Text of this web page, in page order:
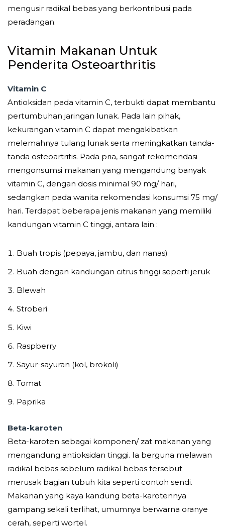
mengusir radikal bebas yang berkontribusi pada
peradangan.
Vitamin Makanan Untuk
Penderita Osteoarthritis
Vitamin C
Antioksidan pada vitamin C, terbukti dapat membantu
pertumbuhan jaringan lunak. Pada lain pihak,
kekurangan vitamin C dapat mengakibatkan
melemahnya tulang lunak serta meningkatkan tanda-
tanda osteoartritis. Pada pria, sangat rekomendasi
mengonsumsi makanan yang mengandung banyak
vitamin C, dengan dosis minimal 90 mg/ hari,
sedangkan pada wanita rekomendasi konsumsi 75 mg/
hari. Terdapat beberapa jenis makanan yang memiliki
kandungan vitamin C tinggi, antara lain :
Buah tropis (pepaya, jambu, dan nanas)
Buah dengan kandungan citrus tinggi seperti jeruk
Blewah
Stroberi
Kiwi
Raspberry
Sayur-sayuran (kol, brokoli)
Tomat
Paprika
Beta-karoten
Beta-karoten sebagai komponen/ zat makanan yang
mengandung antioksidan tinggi. Ia berguna melawan
radikal bebas sebelum radikal bebas tersebut
merusak bagian tubuh kita seperti contoh sendi.
Makanan yang kaya kandung beta-karotennya
gampang sekali terlihat, umumnya berwarna oranye
cerah, seperti wortel.